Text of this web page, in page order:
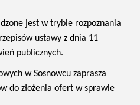
jest w trybie rozpoznania
ustawy z dnia 11
publicznych.
w Sosnowcu zaprasza
do złożenia ofert w sprawie